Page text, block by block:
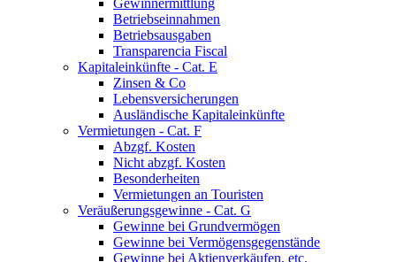
Gewinnermittlung
Betriebseinnahmen
Betriebsausgaben
Transparencia Fiscal
Kapitaleinkünfte - Cat. E
Zinsen & Co
Lebensversicherungen
Ausländische Kapitaleinkünfte
Vermietungen - Cat. F
Abzgf. Kosten
Nicht abzgf. Kosten
Besonderheiten
Vermietungen an Touristen
Veräußerungsgewinne - Cat. G
Gewinne bei Grundvermögen
Gewinne bei Vermögensgegenstände
Gewinne bei Aktienverkäufen, etc.